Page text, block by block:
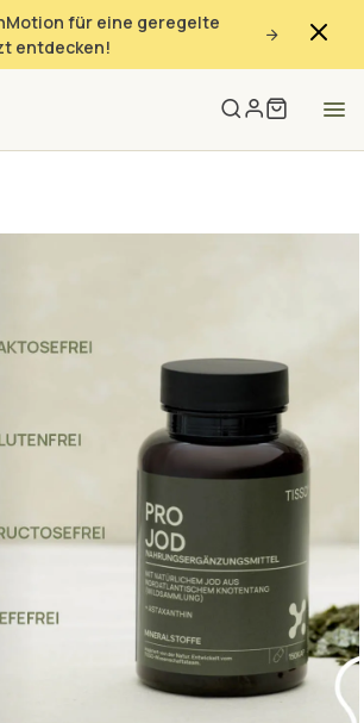
für eine geregelte
entdecken!